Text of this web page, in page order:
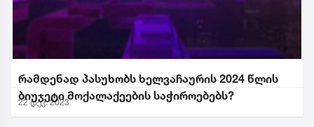
რამდენად პასუხობს ხელვაჩაურის 2024 წლის
ბიუჯეტი მოქალაქეების საჭიროებებს?
22 დეკ. 2023